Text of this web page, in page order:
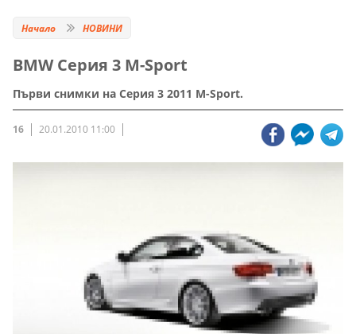
Начало НОВИНИ
BMW Серия 3 M-Sport
Първи снимки на Серия 3 2011 M-Sport.
16 20.01.2010 11:00